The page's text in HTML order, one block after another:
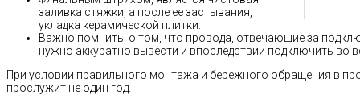
заливка стяжки, а после ее застывания,
укладка керамической плитки.
Важно помнить, о том, что провода, отвечающие за
нужно аккуратно вывести и впоследствии подключить во
При условии правильного монтажа и бережного обращения в
прослужит не один год.